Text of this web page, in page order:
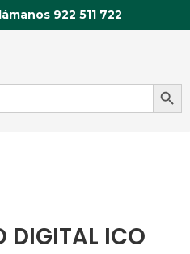
922 511 722
Botón de
DIGITAL ICO